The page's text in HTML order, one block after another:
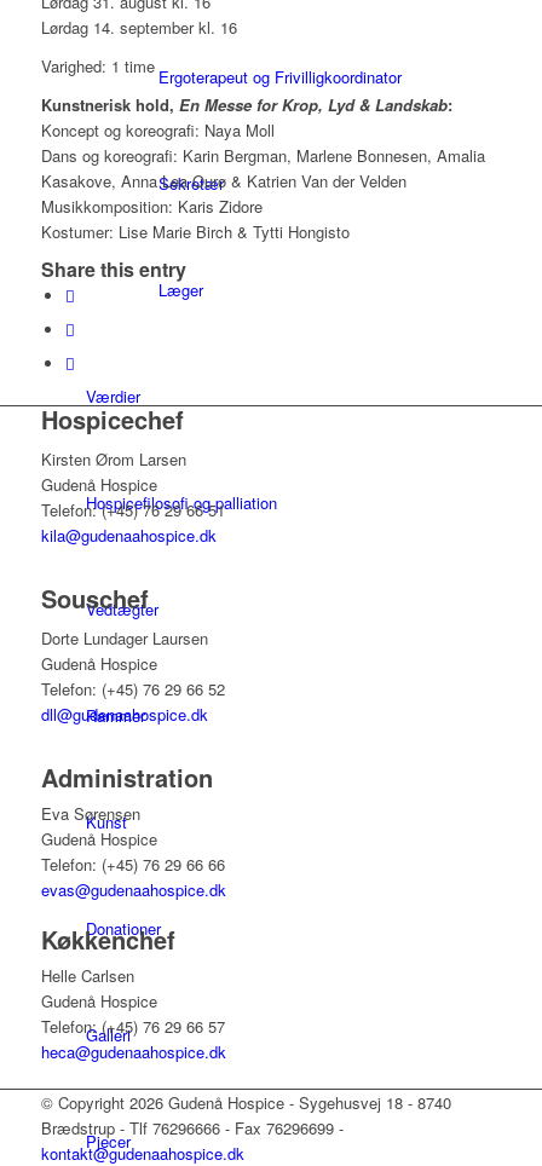
Ergoterapeut og Frivilligkoordinator
Sekretær
Læger
Værdier
Hospicefilosofi og palliation
Vedtægter
Rammer
Kunst
Donationer
Galleri
Pjecer
Lørdag 14. september kl. 16
Varighed: 1 time
Kunstnerisk hold, En Messe for Krop, Lyd & Landskab:
Koncept og koreografi: Naya Moll
Dans og koreografi: Karin Bergman, Marlene Bonnesen, Amalia
Kasakove, Anna Lea Ourø & Katrien Van der Velden
Musikkomposition: Karis Zidore
Kostumer: Lise Marie Birch & Tytti Hongisto
Share this entry
Hospicechef
Kirsten Ørom Larsen
Gudenå Hospice
Telefon: (+45) 76 29 66 51
kila@gudenaahospice.dk
Souschef
Dorte Lundager Laursen
Gudenå Hospice
Telefon: (+45) 76 29 66 52
dll@gudenaahospice.dk
Administration
Eva Sørensen
Gudenå Hospice
Telefon: (+45) 76 29 66 66
evas@gudenaahospice.dk
Køkkenchef
Helle Carlsen
Gudenå Hospice
Telefon: (+45) 76 29 66 57
heca@gudenaahospice.dk
© Copyright 2026 Gudenå Hospice - Sygehusvej 18 - 8740
Brædstrup - Tlf 76296666 - Fax 76296699 -
kontakt@gudenaahospice.dk